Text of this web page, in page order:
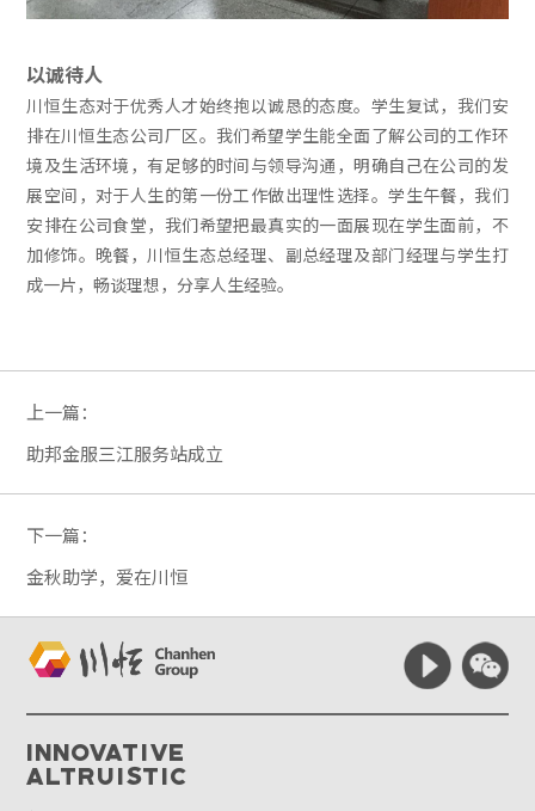
以诚待人
川恒生态对于优秀人才始终抱以诚恳的态度。学生复试，我们安
排在川恒生态公司厂区。我们希望学生能全面了解公司的工作环
境及生活环境，有足够的时间与领导沟通，明确自己在公司的发
展空间，对于人生的第一份工作做出理性选择。学生午餐，我们
安排在公司食堂，我们希望把最真实的一面展现在学生面前，不
加修饰。晚餐，川恒生态总经理、副总经理及部门经理与学生打
成一片，畅谈理想，分享人生经验。
上一篇：
助邦金服三江服务站成立
下一篇：
金秋助学，爱在川恒
Innovative
Altruistic